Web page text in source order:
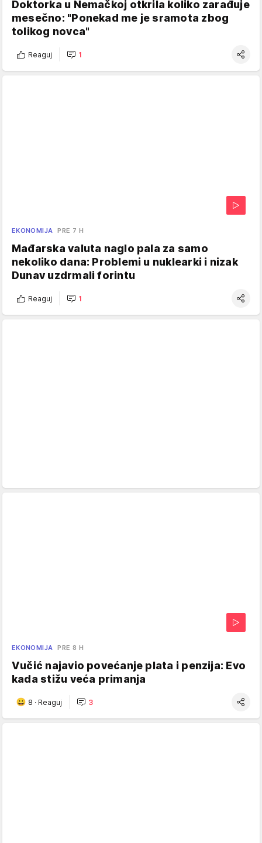
Doktorka u Nemačkoj otkrila koliko zarađuje
mesečno: "Ponekad me je sramota zbog
tolikog novca"
Reaguj 1
EKONOMIJA PRE 7 H
Mađarska valuta naglo pala za samo
nekoliko dana: Problemi u nuklearki i nizak
Dunav uzdrmali forintu
Reaguj 1
EKONOMIJA PRE 8 H
Vučić najavio povećanje plata i penzija: Evo
kada stižu veća primanja
8 · Reaguj 3